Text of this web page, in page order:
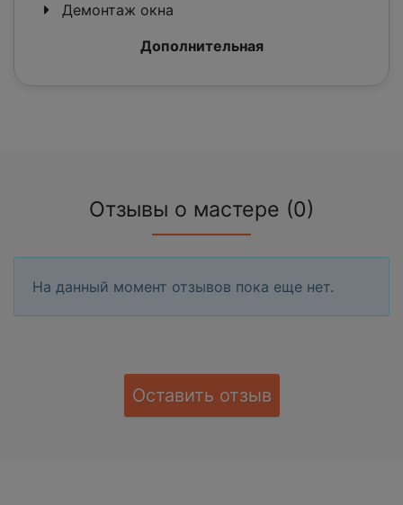
Демонтаж окна
Дополнительная
Отзывы о мастере (0)
На данный момент отзывов пока еще нет.
Оставить отзыв